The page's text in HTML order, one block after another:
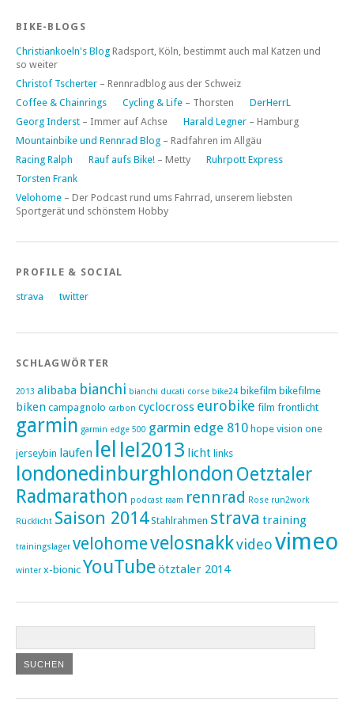
BIKE-BLOGS
Christiankoeln's Blog Radsport, Köln, bestimmt auch mal Katzen und
so weiter
Christof Tscherter – Rennradblog aus der Schweiz
Coffee & Chainrings
Cycling & Life – Thorsten
DerHerrL
Georg Inderst – Immer auf Achse Harald Legner – Hamburg
Mountainbike und Rennrad Blog – Radfahren im Allgäu
Racing Ralph
Rauf aufs Bike! – Metty
Ruhrpott Express
Torsten Frank
Velohome – Der Podcast rund ums Fahrrad, unserem liebsten
Sportgerät und schönstem Hobby
PROFILE & SOCIAL
strava twitter
SCHLAGWÖRTER
2013 alibaba bianchi bianchi ducati corse bike24 bikefilm bikefilme
biken campagnolo carbon cyclocross eurobike film frontlicht
garmin garmin edge 500 garmin edge 810 hope vision one
jerseybin laufen lel lel2013 licht links
londonedinburghlondon Oetztaler
Radmarathon podcast raam rennrad Rose run2work
Rücklicht Saison 2014 Stahlrahmen strava training
trainingslager velohomevelosnakkvideovimeo
winter x-bionic YouTubeötztaler 2014